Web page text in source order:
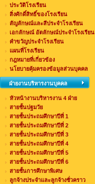
ประวัติโรงเรียน
สิ่งศักดิ์สิทธิ์ของโรงเรียน
สัญลักษณ์และสีประจำโรงเรียน
เอกลักษณ์ อัตลักษณ์ประจำโรงเรียน
คำขวัญประจำโรงเรียน
แผนที่โรงเรียน
กฎหมายที่เกี่ยวข้อง
นโยบายคุ้มครองข้อมูลส่วนบุคคล
ฝ่ายงานบริหารงานบุคคล
หัวหน้างานบริหารงาน 4 ฝ่าย
สายชั้นปฐมวัย
สายชั้นประถมศึกษาปีที่ 1
สายชั้นประถมศึกษาปีที่ 2
สายชั้นประถมศึกษาปีที่ 3
สายชั้นประถมศึกษาปีที่ 4
สายชั้นประถมศึกษาปีที่ 5
สายชั้นประถมศึกษาปีที่ 6
สายชั้นการศึกษาพิเศษ
ลูกจ้างประจำและลูกจ้างชั่วคราว